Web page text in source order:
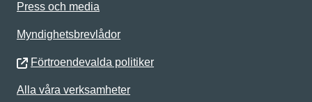
Press och media
Myndighetsbrevlådor
Förtroendevalda politiker
Alla våra verksamheter